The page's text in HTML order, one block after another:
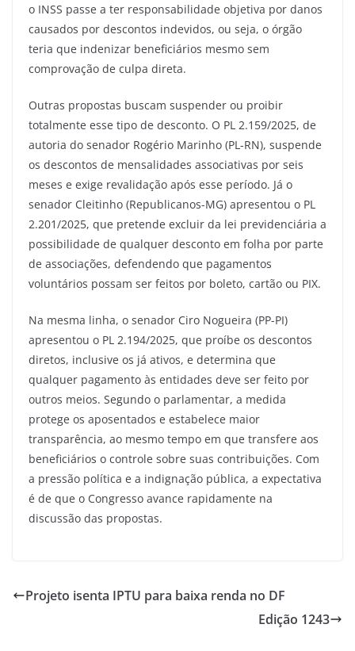
o INSS passe a ter responsabilidade objetiva por danos
causados por descontos indevidos, ou seja, o órgão
teria que indenizar beneficiários mesmo sem
comprovação de culpa direta.
Outras propostas buscam suspender ou proibir
totalmente esse tipo de desconto. O PL 2.159/2025, de
autoria do senador Rogério Marinho (PL-RN), suspende
os descontos de mensalidades associativas por seis
meses e exige revalidação após esse período. Já o
senador Cleitinho (Republicanos-MG) apresentou o PL
2.201/2025, que pretende excluir da lei previdenciária a
possibilidade de qualquer desconto em folha por parte
de associações, defendendo que pagamentos
voluntários possam ser feitos por boleto, cartão ou PIX.
Na mesma linha, o senador Ciro Nogueira (PP-PI)
apresentou o PL 2.194/2025, que proíbe os descontos
diretos, inclusive os já ativos, e determina que
qualquer pagamento às entidades deve ser feito por
outros meios. Segundo o parlamentar, a medida
protege os aposentados e estabelece maior
transparência, ao mesmo tempo em que transfere aos
beneficiários o controle sobre suas contribuições. Com
a pressão política e a indignação pública, a expectativa
é de que o Congresso avance rapidamente na
discussão das propostas.
Projeto isenta IPTU para baixa renda no DF
Edição 1243